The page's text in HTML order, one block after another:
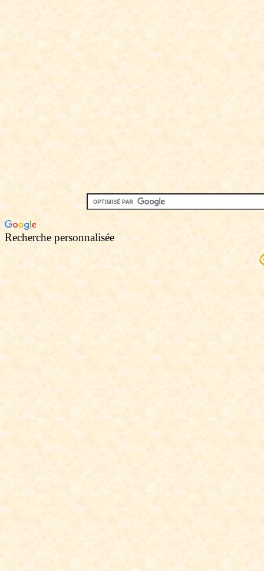
Recherche personnalisée